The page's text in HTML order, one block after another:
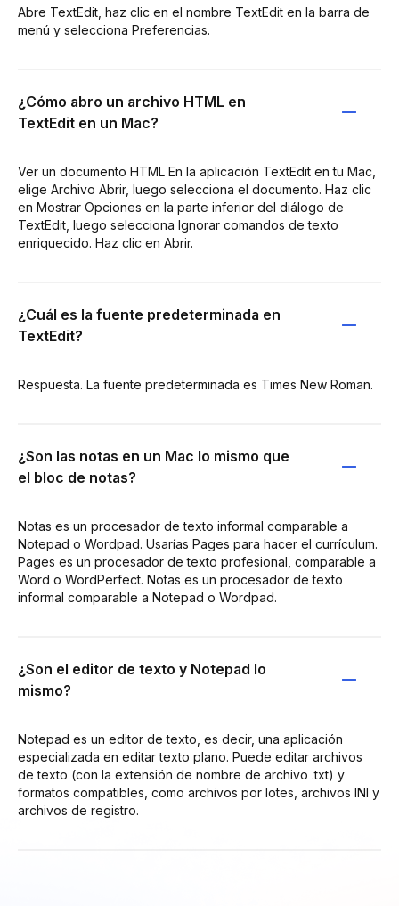
Abre TextEdit, haz clic en el nombre TextEdit en la barra de
menú y selecciona Preferencias.
¿Cómo abro un archivo HTML en
TextEdit en un Mac?
Ver un documento HTML En la aplicación TextEdit en tu Mac,
elige Archivo Abrir, luego selecciona el documento. Haz clic
en Mostrar Opciones en la parte inferior del diálogo de
TextEdit, luego selecciona Ignorar comandos de texto
enriquecido. Haz clic en Abrir.
¿Cuál es la fuente predeterminada en
TextEdit?
Respuesta. La fuente predeterminada es Times New Roman.
¿Son las notas en un Mac lo mismo que
el bloc de notas?
Notas es un procesador de texto informal comparable a
Notepad o Wordpad. Usarías Pages para hacer el currículum.
Pages es un procesador de texto profesional, comparable a
Word o WordPerfect. Notas es un procesador de texto
informal comparable a Notepad o Wordpad.
¿Son el editor de texto y Notepad lo
mismo?
Notepad es un editor de texto, es decir, una aplicación
especializada en editar texto plano. Puede editar archivos
de texto (con la extensión de nombre de archivo .txt) y
formatos compatibles, como archivos por lotes, archivos INI y
archivos de registro.